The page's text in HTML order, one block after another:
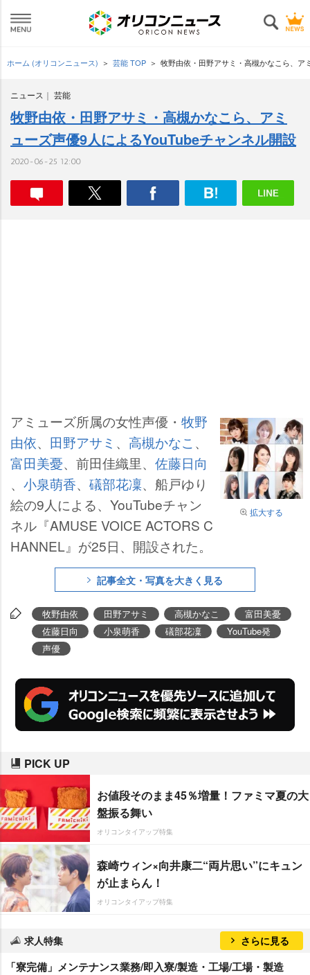
ホーム (オリコンニュース) 芸能 TOP 牧野由依・田野アサミ・高槻かなこら、ア
ニュース 芸能
牧野由依・田野アサミ・高槻かなこら、アミ
ューズ声優9人によるYouTubeチャンネル開設
2020-06-25 12:00
拡大する
アミューズ所属の女性声優・ 牧野
由依、 田野アサミ 、 高槻かなこ 、
富田美憂、前田佳織里、 佐藤日向
、 小泉萌香、 礒部花凜、船戸ゆり
絵の9人による、YouTubeチャン
ネル『AMUSE VOICE ACTORS C
HANNEL』が25日、開設された。
記事全文・写真を大きく見る
牧野由依 田野アサミ 高槻かなこ
富田美憂
佐藤日向
小泉萌香 礒部花凜
YouTube発
声優
PICK UP
お値段そのまま45％増量！ファミマ夏の大
盤振る舞い
オリコンタイアップ特集
森崎ウィン×向井康二“両片思い”にキュン
が止まらん！
オリコンタイアップ特集
求人特集 さらに見る
「寮完備」メンテナンス業務/即入寮/製造・工場/工場・製造